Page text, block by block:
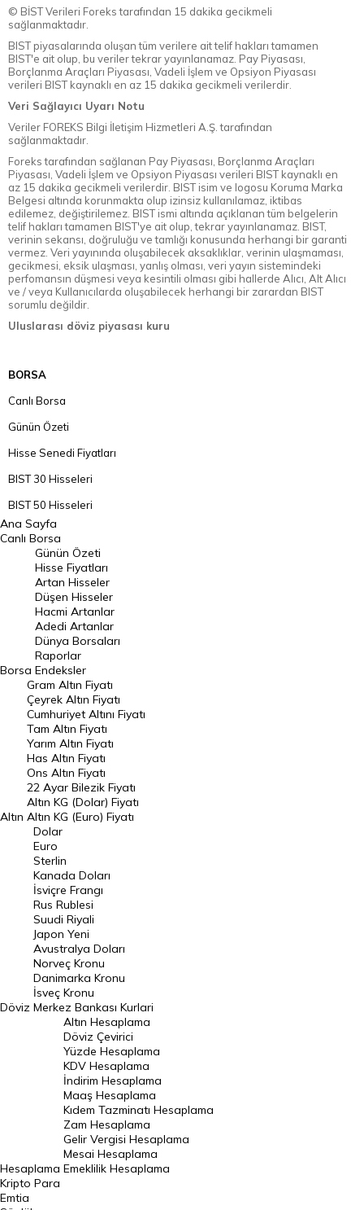
© BİST Verileri Foreks tarafından 15 dakika gecikmeli
sağlanmaktadır.
BIST piyasalarında oluşan tüm verilere ait telif hakları tamamen
BIST'e ait olup, bu veriler tekrar yayınlanamaz. Pay Piyasası,
Borçlanma Araçları Piyasası, Vadeli İşlem ve Opsiyon Piyasası
verileri BIST kaynaklı en az 15 dakika gecikmeli verilerdir.
Veri Sağlayıcı Uyarı Notu
Veriler FOREKS Bilgi İletişim Hizmetleri A.Ş. tarafından
sağlanmaktadır.
Foreks tarafından sağlanan Pay Piyasası, Borçlanma Araçları
Piyasası, Vadeli İşlem ve Opsiyon Piyasası verileri BIST kaynaklı en
az 15 dakika gecikmeli verilerdir. BIST isim ve logosu Koruma Marka
Belgesi altında korunmakta olup izinsiz kullanılamaz, iktibas
edilemez, değiştirilemez. BIST ismi altında açıklanan tüm belgelerin
telif hakları tamamen BIST'ye ait olup, tekrar yayınlanamaz. BIST,
verinin sekansı, doğruluğu ve tamlığı konusunda herhangi bir garanti
vermez. Veri yayınında oluşabilecek aksaklıklar, verinin ulaşmaması,
gecikmesi, eksik ulaşması, yanlış olması, veri yayın sistemindeki
perfomansın düşmesi veya kesintili olması gibi hallerde Alıcı, Alt Alıcı
ve / veya Kullanıcılarda oluşabilecek herhangi bir zarardan BIST
sorumlu değildir.
Uluslarası döviz piyasası kuru
BORSA
Canlı Borsa
Günün Özeti
Hisse Senedi Fiyatları
BIST 30 Hisseleri
BIST 50 Hisseleri
BIST 100 Hisseleri
En Çok Artan Hisseler
En Çok Düşen Hisseler
Hacmi Artanlar
Geçmiş Kapanışlar
Dünya Borsaları
Raporlar
Endeksler
DÖVİZ
Döviz Kuru
Dolar Kuru
Euro Kuru
Pound Kuru
Frank Kuru
Riyal Kuru
Avustralya Doları
Danimarka Kronu Kuru
Kanada Doları Kuru
Norveç Kronu Kuru
İsveç Kronu Kuru
Japon Yeni Kuru
Serbest Piyasa Döviz Kurları
Merkez Bankası Döviz Kurları
Altın Fiyatları
Gram Altın Fiyatı
Ana Sayfa
Canlı Borsa
Borsa
Günün Özeti
Hisse Fiyatları
Artan Hisseler
Düşen Hisseler
Hacmi Artanlar
Adedi Artanlar
Dünya Borsaları
Raporlar
Endeksler
Altın
Gram Altın Fiyatı
Çeyrek Altın Fiyatı
Cumhuriyet Altını Fiyatı
Tam Altın Fiyatı
Yarım Altın Fiyatı
Has Altın Fiyatı
Ons Altın Fiyatı
22 Ayar Bilezik Fiyatı
Altın KG (Dolar) Fiyatı
Altın KG (Euro) Fiyatı
Döviz
Dolar
Euro
Sterlin
Kanada Doları
İsviçre Frangı
Rus Rublesi
Suudi Riyali
Japon Yeni
Avustralya Doları
Norveç Kronu
Danimarka Kronu
İsveç Kronu
Merkez Bankası Kurlari
Hesaplama
Altın Hesaplama
Döviz Çevirici
Yüzde Hesaplama
KDV Hesaplama
İndirim Hesaplama
Maaş Hesaplama
Kıdem Tazminatı Hesaplama
Zam Hesaplama
Gelir Vergisi Hesaplama
Mesai Hesaplama
Emeklilik Hesaplama
Kripto Para
Emtia